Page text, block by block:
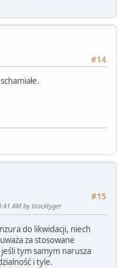
#14
#15
AM by blacktyger
do likwidacji, niech
za stosowane
tym samym narusza
i tyle.